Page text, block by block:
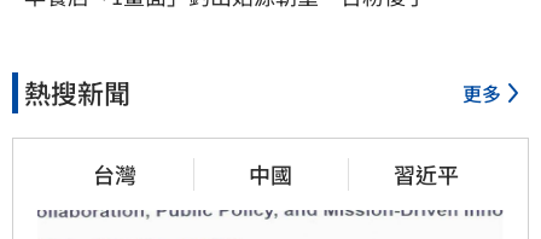
熱搜新聞 更多
台灣 中國 習近平